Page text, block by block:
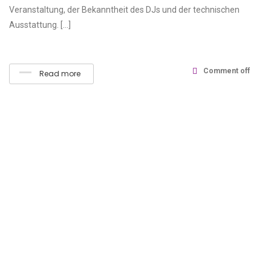
Veranstaltung, der Bekanntheit des DJs und der technischen
Ausstattung. […]
Read more Comment off